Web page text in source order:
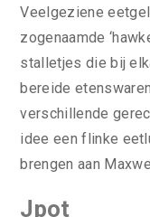
Veelgeziene
zogenaamde
stalletjes die bij
bereide
verschillende
idee een flinke
brengen aan
Jpot